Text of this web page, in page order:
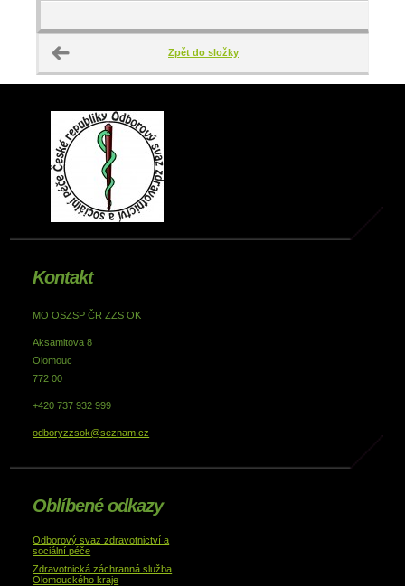
Zpět do složky
Kontakt
MO OSZSP ČR ZZS OK
Aksamitova 8
Olomouc
772 00
+420 737 932 999
odboryzzsok@seznam.cz
Oblíbené odkazy
Odborový svaz zdravotnictví a
sociální péče
Zdravotnická záchranná služba
Olomouckého kraje